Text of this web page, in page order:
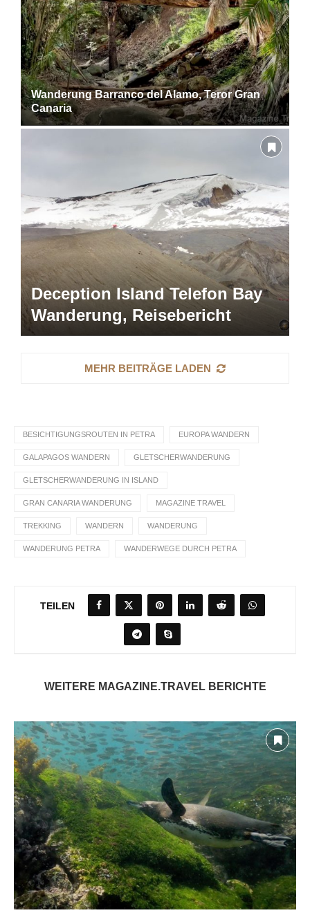
Wanderung Barranco del Alamo, Teror Gran
Canaria
Deception Island Telefon Bay
Wanderung, Reisebericht
MEHR BEITRÄGE LADEN
BESICHTIGUNGSROUTEN IN PETRA EUROPA WANDERN
GALAPAGOS WANDERN GLETSCHERWANDERUNG
GLETSCHERWANDERUNG IN ISLAND
GRAN CANARIA WANDERUNG MAGAZINE TRAVEL
TREKKING WANDERN WANDERUNG
WANDERUNG PETRA WANDERWEGE DURCH PETRA
TEILEN
WEITERE MAGAZINE.TRAVEL BERICHTE